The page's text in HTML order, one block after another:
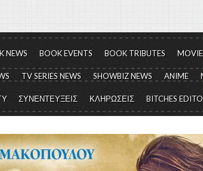
NEWS BOOK EVENTS BOOK TRIBUTES
TV SERIES NEWS SHOWBIZ NEWS ANIME
ΣΥΝΕΝΤΕΥΞΕΙΣ ΚΛΗΡΩΣΕΙΣ BITCHES